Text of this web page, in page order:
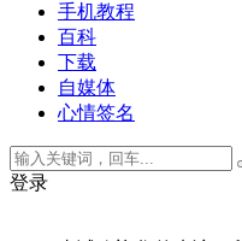
手机教程
百科
下载
自媒体
心情签名
登录